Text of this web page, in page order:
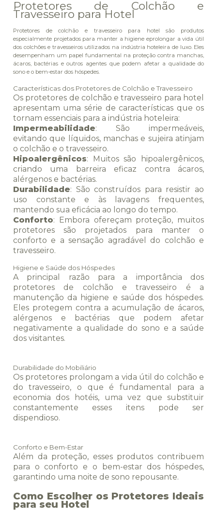
Protetores de Colchão e
Travesseiro para Hotel
Protetores de colchão e travesseiro para hotel são produtos
especialmente projetados para manter a higiene eprolongar a vida útil
dos colchões e travesseiros utilizados na indústria hoteleira de luxo. Eles
desempenham um papel fundamental na proteção contra manchas,
ácaros, bactérias e outros agentes que podem afetar a qualidade do
sono e o bem-estar dos hóspedes.
Características dos Protetores de Colchão e Travesseiro
Os protetores de colchão e travesseiro para hotel
apresentam uma série de características que os
tornam essenciais para a indústria hoteleira:
Impermeabilidade: São impermeáveis,
evitando que líquidos, manchas e sujeira atinjam
o colchão e o travesseiro.
Hipoalergênicos: Muitos são hipoalergênicos,
criando uma barreira eficaz contra ácaros,
alérgenos e bactérias.
Durabilidade: São construídos para resistir ao
uso constante e às lavagens frequentes,
mantendo sua eficácia ao longo do tempo.
Conforto: Embora ofereçam proteção, muitos
protetores são projetados para manter o
conforto e a sensação agradável do colchão e
travesseiro.
Higiene e Saúde dos Hóspedes
A principal razão para a importância dos
protetores de colchão e travesseiro é a
manutenção da higiene e saúde dos hóspedes.
Eles protegem contra a acumulação de ácaros,
alérgenos e bactérias que podem afetar
negativamente a qualidade do sono e a saúde
dos visitantes.
Durabilidade do Mobiliário
Os protetores prolongam a vida útil do colchão e
do travesseiro, o que é fundamental para a
economia dos hotéis, uma vez que substituir
constantemente esses itens pode ser
dispendioso.
Conforto e Bem-Estar
Além da proteção, esses produtos contribuem
para o conforto e o bem-estar dos hóspedes,
garantindo uma noite de sono repousante.
Como Escolher os Protetores Ideais
para seu Hotel